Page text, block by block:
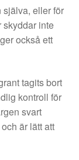
själva, eller för
skyddar inte
också ett
tagits bort
kontroll för
svart
är lätt att